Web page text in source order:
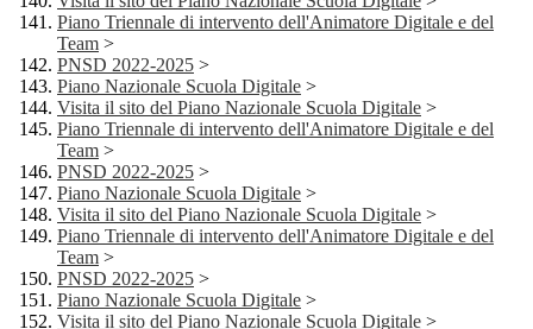
Piano Triennale di intervento dell'Animatore Digitale e del
Team >
PNSD 2022-2025 >
Piano Nazionale Scuola Digitale >
Visita il sito del Piano Nazionale Scuola Digitale >
Piano Triennale di intervento dell'Animatore Digitale e del
Team >
PNSD 2022-2025 >
Piano Nazionale Scuola Digitale >
Visita il sito del Piano Nazionale Scuola Digitale >
Piano Triennale di intervento dell'Animatore Digitale e del
Team >
PNSD 2022-2025 >
Piano Nazionale Scuola Digitale >
Visita il sito del Piano Nazionale Scuola Digitale >